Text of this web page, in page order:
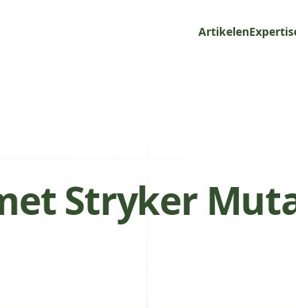
Artikelen
Stryker